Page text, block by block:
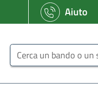
Aiuto
Cerca un bando o un servizio